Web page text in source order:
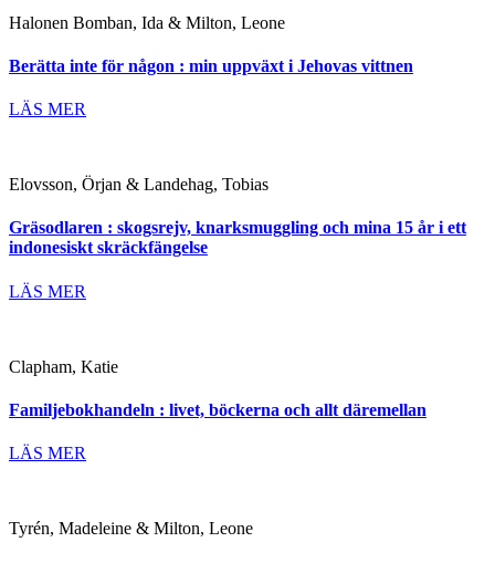
Halonen Bomban, Ida & Milton, Leone
Berätta inte för någon : min uppväxt i Jehovas vittnen
LÄS MER
Elovsson, Örjan & Landehag, Tobias
Gräsodlaren : skogsrejv, knarksmuggling och mina 15 år i ett
indonesiskt skräckfängelse
LÄS MER
Clapham, Katie
Familjebokhandeln : livet, böckerna och allt däremellan
LÄS MER
Tyrén, Madeleine & Milton, Leone